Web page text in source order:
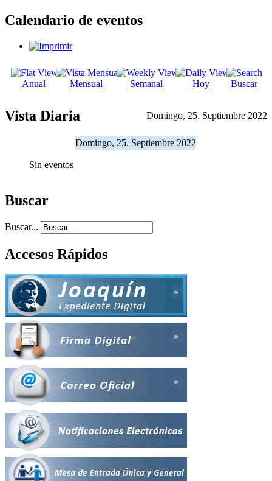
Calendario de eventos
Anual Mensual Semanal Hoy Buscar
Vista Diaria Domingo, 25. Septiembre 2022
Domingo, 25. Septiembre 2022
Sin eventos
Buscar
Buscar...
Accesos Rápidos